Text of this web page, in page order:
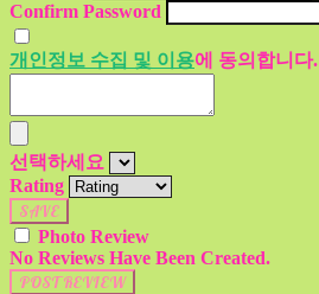
Confirm Password
개인정보 수집 및 이용에 동의합니다.
선택하세요
Rating
SAVE
Photo Review
No Reviews Have Been Created.
POST REVIEW